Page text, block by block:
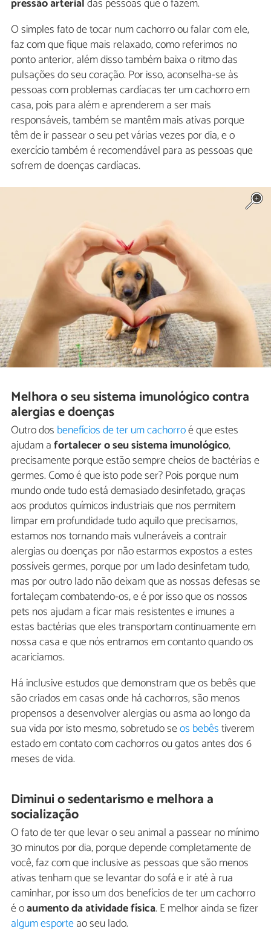
pressão arterialdas pessoas que o fazem.
O simples fato de tocar num cachorro ou falar com ele,
faz com que fique mais relaxado, como referimos no
ponto anterior, além disso também baixa o ritmo das
pulsações do seu coração. Por isso, aconselha-se às
pessoas com problemas cardíacas ter um cachorro em
casa, pois para além e aprenderem a ser mais
responsáveis, também se mantêm mais ativas porque
têm de ir passear o seu pet várias vezes por dia, e o
exercício também é recomendável para as pessoas que
sofrem de doenças cardíacas.
Melhora o seu sistema imunológico contra
alergias e doenças
Outro dos benefícios de ter um cachorroé que estes
ajudam afortalecer o seu sistema imunológico,
precisamente porque estão sempre cheios de bactérias e
germes. Como é que isto pode ser? Pois porque num
mundo onde tudo está demasiado desinfetado, graças
aos produtos químicos industriais que nos permitem
limpar em profundidade tudo aquilo que precisamos,
estamos nos tornando mais vulneráveis a contrair
alergias ou doenças por não estarmos expostos a estes
possíveis germes, porque por um lado desinfetam tudo,
mas por outro lado não deixam que as nossas defesas se
fortaleçam combatendo-os, e é por isso que os nossos
pets nos ajudam a ficar mais resistentes e imunes a
estas bactérias que eles transportam continuamente em
nossa casa e que nós entramos em contanto quando os
acariciamos.
Há inclusive estudos que demonstram que os bebês que
são criados em casas onde há cachorros, são menos
propensos a desenvolver alergias ou asma ao longo da
sua vida por isto mesmo, sobretudo seos bebêstiverem
estado em contato com cachorros ou gatos antes dos 6
meses de vida.
Diminui o sedentarismo e melhora a
socialização
O fato de ter que levar o seu animal a passear no mínimo
30 minutos por dia, porque depende completamente de
você, faz com que inclusive as pessoas que são menos
ativas tenham que se levantar do sofá e ir até à rua
caminhar, por isso um dos benefícios de ter um cachorro
é oaumento da atividade física. E melhor ainda se fizer
algum esporteao seu lado.